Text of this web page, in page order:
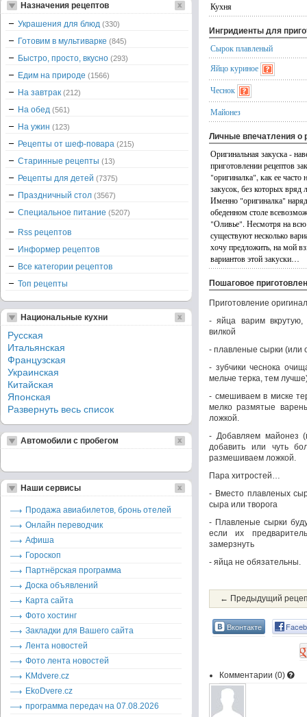
Кухня
Ингридиенты для
Сырок плавленый
Яйцо куриное
Чеснок
Майонез
Личные впечатления о
Оригинальная закуска -
приготовлении рецептов
"оригиналка", как ее
закусок, без которых вряд
Именно "оригиналка"
обеденном столе
"Оливье". Несмотря на всю
существуют несколько
хочу предложить, на мой
вариантов этой закуски…
Пошаговое
Приготовление
- яйца варим
вилкой
- плавленые сырки (или
- зубчики чеснока
мельче терка, тем
- смешиваем в миске
мелко размятые
ложкой.
- Добавляем майонез
добавить или чуть
размешиваем ложкой.
Пара хитростей…
- Вместо плавленых
сыра или творога
- Плавленые сырки
если их
замерзнуть
- яйца не обязательны.
← Предыдущий
Вконтакте
Комментарии (0)
Назначения рецептов
Украшения для блюд (330)
Готовим в мультиварке (845)
Быстро, просто, вкусно (293)
Едим на природе (1566)
На завтрак (212)
На обед (561)
На ужин (123)
Рецепты от шеф-повара (215)
Старинные рецепты (13)
Рецепты для детей (7375)
Праздничный стол (3567)
Специальное питание (5207)
Rss рецептов
Информер рецептов
Все категории рецептов
Топ рецепты
Национальные кухни
Русская
Итальянская
Французская
Украинская
Китайская
Японская
Развернуть весь список
Автомобили с пробегом
Наши сервисы
Продажа авиабилетов, бронь отелей
Онлайн переводчик
Афиша
Гороскоп
Партнёрская программа
Доска объявлений
Карта сайта
Фото хостинг
Закладки для Вашего сайта
Лента новостей
Фото лента новостей
KMdvere.cz
EkoDvere.cz
программа передач на 07.08.2026